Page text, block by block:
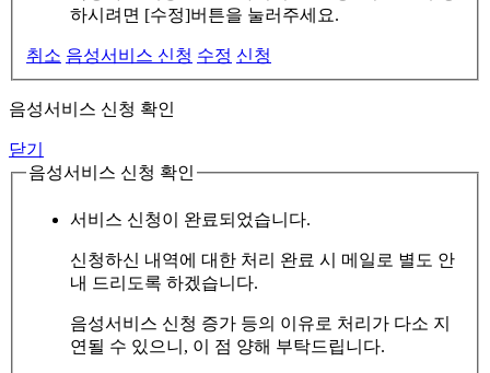
하시려면 [수정]버튼을 눌러주세요.
취소 음성서비스 신청 수정 신청
음성서비스 신청 확인
닫기
음성서비스 신청 확인
서비스 신청이 완료되었습니다.
신청하신 내역에 대한 처리 완료 시 메일로 별도 안
내 드리도록 하겠습니다.
음성서비스 신청 증가 등의 이유로 처리가 다소 지
연될 수 있으니, 이 점 양해 부탁드립니다.